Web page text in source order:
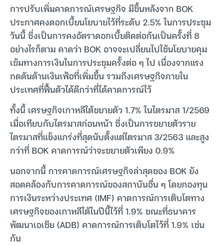
การปรับเพิ่มคาดการณ์เศรษฐกิจ มีขึ้นหลังจาก BOK
ประกาศคงดอกเบี้ยนโยบายไว้ที่ระดับ 2.5% ในการประชุม
วันนี้ ซึ่งเป็นการคงอัตราดอกเบี้ยติดต่อกันเป็นครั้งที่ 8
อย่างไรก็ตาม คาดว่า BOK อาจจะเปลี่ยนไปใช้นโยบายคุม
เข้มทางการเงินในการประชุมครั้งต่อ ๆ ไป เนื่องจากแรง
กดดันด้านเงินเฟ้อที่เพิ่มขึ้น รวมถึงเศรษฐกิจภายใน
ประเทศที่ฟื้นตัวได้ดีกว่าที่ได้คาดการณ์ไว้
ทั้งนี้ เศรษฐกิจเกาหลีใต้ขยายตัว 1.7% ในไตรมาส 1/2569
เมื่อเทียบกับไตรมาสก่อนหน้า ซึ่งเป็นการขยายตัวราย
ไตรมาสที่แข็งแกร่งที่สุดนับตั้งแต่ไตรมาส 3/2563 และสูง
กว่าที่ BOK คาดการณ์ว่าจะขยายตัวเพียง 0.9%
นอกจากนี้ การคาดการณ์เศรษฐกิจล่าสุดของ BOK ยัง
สอดคล้องกับการคาดการณ์ของสถาบันอื่น ๆ โดยกองทุน
การเงินระหว่างประเทศ (IMF) คาดการณ์การเติบโตทาง
เศรษฐกิจของเกาหลีใต้ในปีนี้ไว้ที่ 1.9% ขณะที่ธนาคาร
พัฒนาเอเชีย (ADB) คาดการณ์การเติบโตไว้ที่ 1.9% เช่น
กัน